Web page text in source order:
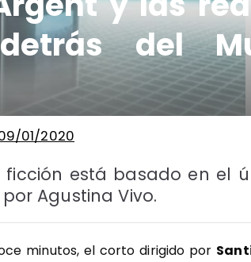
del
01/2020
ficción está basado en el
Agustina Vivo.
minutos, el corto dirigido por